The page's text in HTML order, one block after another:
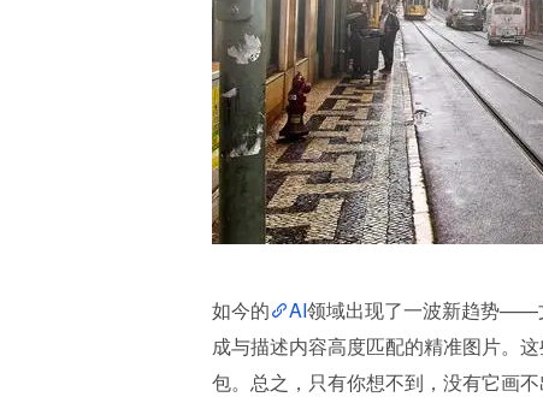
如今的 AI领域出现了一波新趋势——
成与描述内容高度匹配的精准图片。
包。总之，只有你想不到，没有它画不